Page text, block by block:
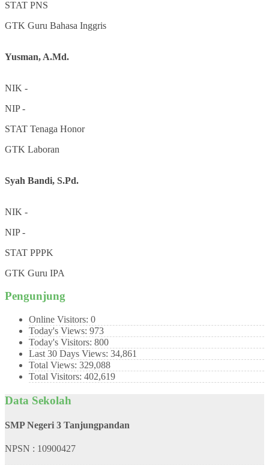
STAT PNS
GTK Guru Bahasa Inggris
Yusman, A.Md.
NIK -
NIP-
STAT Tenaga Honor
GTK Laboran
Syah Bandi, S.Pd.
NIK -
NIP-
STAT PPPK
GTK Guru IPA
Pengunjung
Online Visitors: 0
Today's Views: 973
Today's Visitors: 800
Last 30 Days Views: 34,861
Total Views: 329,088
Total Visitors: 402,619
Data Sekolah
SMP Negeri 3 Tanjungpandan
NPSN : 10900427